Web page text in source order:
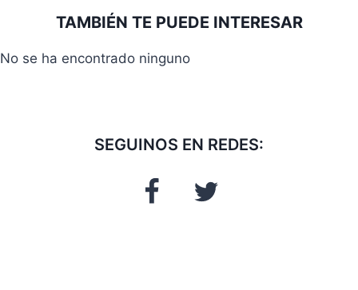
TAMBIÉN TE PUEDE INTERESAR
No se ha encontrado ninguno
SEGUINOS EN REDES: